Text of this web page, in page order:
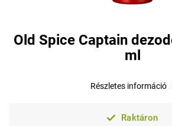
Old Spice Captain
ml
Raktáron
Részletes információ